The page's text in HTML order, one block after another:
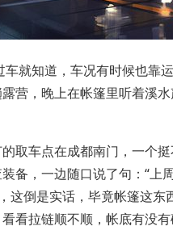
就知道，车况有时候也靠
营，晚上在帐篷里听着溪
车点在成都南门，一个
备，一边随口说了句：“上
这倒是实话，毕竟帐篷这
拉链顺不顺，帐底有没有